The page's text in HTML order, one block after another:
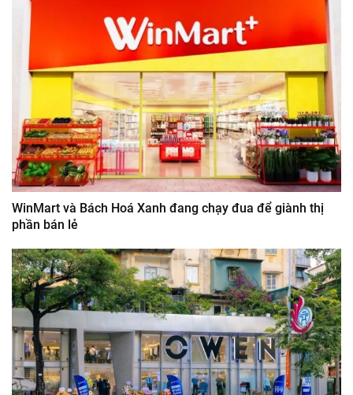
WinMart và Bách Hoá Xanh đang chạy đua để giành thị
phần bán lẻ